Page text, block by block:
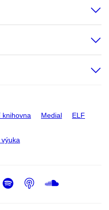
knihovna Medial ELF
Spotify
Podcast